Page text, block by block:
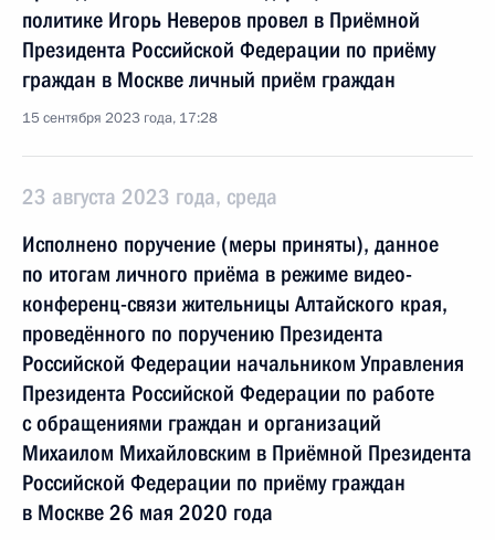
политике Игорь Неверов провел в Приёмной
Президента Российской Федерации по приёму
граждан в Москве личный приём граждан
15 сентября 2023 года, 17:28
23 августа 2023 года, среда
Исполнено поручение (меры приняты), данное
по итогам личного приёма в режиме видео-
конференц-связи жительницы Алтайского края,
проведённого по поручению Президента
Российской Федерации начальником Управления
Президента Российской Федерации по работе
с обращениями граждан и организаций
Михаилом Михайловским в Приёмной Президента
Российской Федерации по приёму граждан
в Москве 26 мая 2020 года